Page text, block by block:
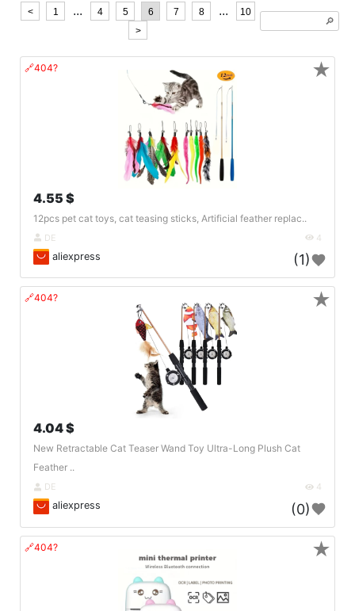
< 1 ... 4 5 6 7 8 ...
10
>
🔎︎
🔗404?
4.55 $
12pcs pet cat toys, cat teasing sticks, Artificial feather replac..
DE 4
aliexpress (1)
★
🔗404?
4.04 $
New Retractable Cat Teaser Wand Toy Ultra-Long Plush Cat
Feather ..
DE 4
aliexpress (0)
★
🔗404? ★